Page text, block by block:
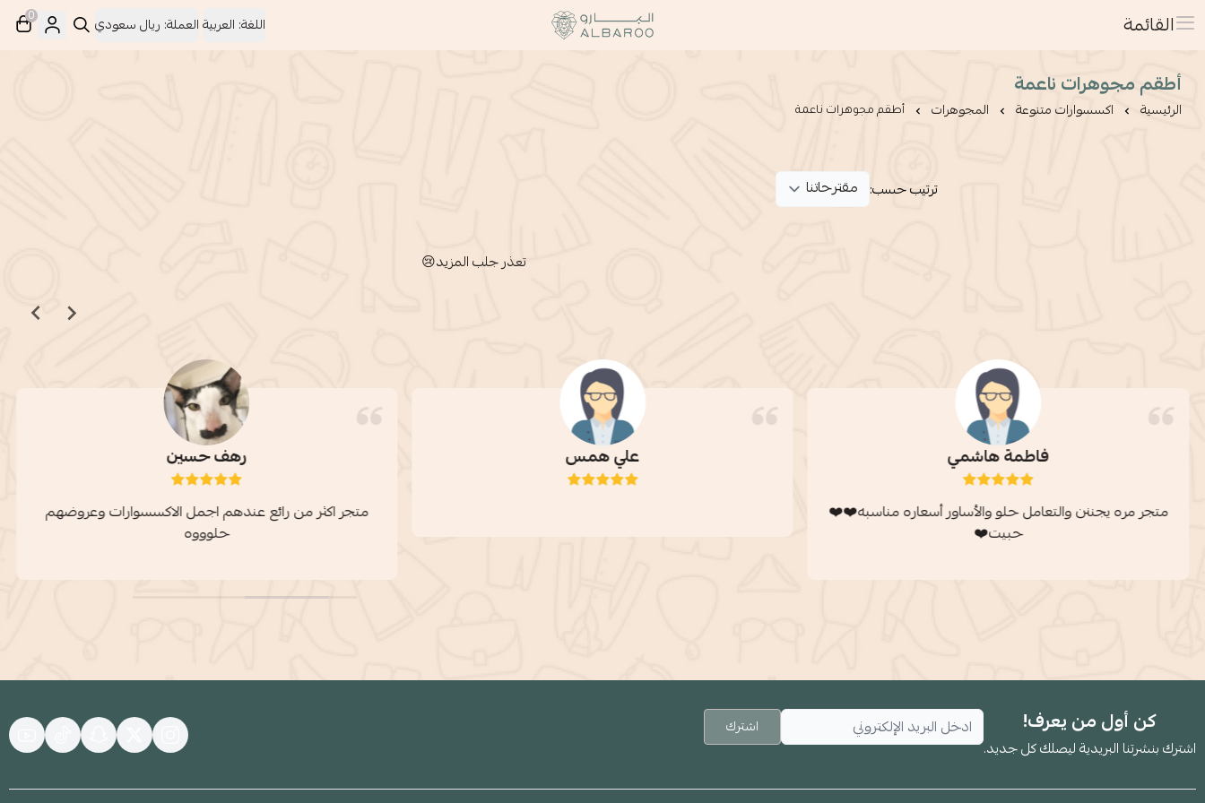
القائمة البارو | Albaroo اللغة: العربيةالعملة: ريال سعودي 0
أطقم مجوهرات ناعمة
الرئيسية اكسسوارات متنوعة المجوهرات أطقم مجوهرات ناعمة
ترتيب حسب:
تعذر جلب المزيد😢
فاطمة هاشمي
متجر مره يجننن والتعامل حلو والأساور أسعاره مناسبه❤️❤️
حبيت❤️
علي همس رهف حسين
متجر اكثر من رائع عندهم اجمل الاكسسوارات وعروضهم
حلوووه
كن أول من يعرف!
اشترك بنشرتنا البريدية ليصلك كل جديد.
اشترك